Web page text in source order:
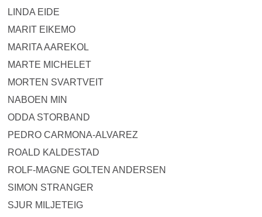
LINDA EIDE
MARIT EIKEMO
MARITA AAREKOL
MARTE MICHELET
MORTEN SVARTVEIT
NABOEN MIN
ODDA STORBAND
PEDRO CARMONA-ALVAREZ
ROALD KALDESTAD
ROLF-MAGNE GOLTEN ANDERSEN
SIMON STRANGER
SJUR MILJETEIG